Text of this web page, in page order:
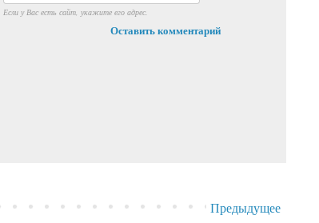
Если у Вас есть сайт, укажите его адрес.
Оставить комментарий
Предыдущее